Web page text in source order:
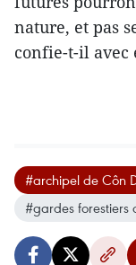
nature, et pas
confie-t-il avec
#archipel de Côn
#gardes